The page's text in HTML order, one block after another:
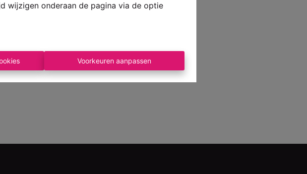
wijzigen onderaan de pagina via de optie
Voorkeuren aanpassen